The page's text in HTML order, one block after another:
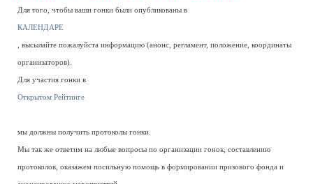
Для того, чтобы ваши гонки были опубликованы в
КАЛЕНДАРЕ
, высылайте пожалуйста информацию (анонс, регламент, положение, координаты
организаторов).
Для участия гонки в
Открытом Рейтинге
мы должны получить протоколы гонки.
Мы так же ответим на любые вопросы по организации гонок, составлению
протоколов, оказажем посильную помощь в формировании призового фонда и